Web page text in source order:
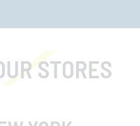
STORES